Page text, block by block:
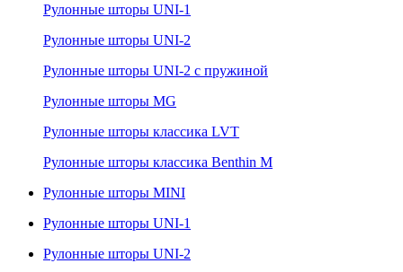
Рулонные шторы UNI-1
Рулонные шторы UNI-2
Рулонные шторы UNI-2 с пружиной
Рулонные шторы MG
Рулонные шторы классика LVT
Рулонные шторы классика Benthin M
Рулонные шторы MINI
Рулонные шторы UNI-1
Рулонные шторы UNI-2